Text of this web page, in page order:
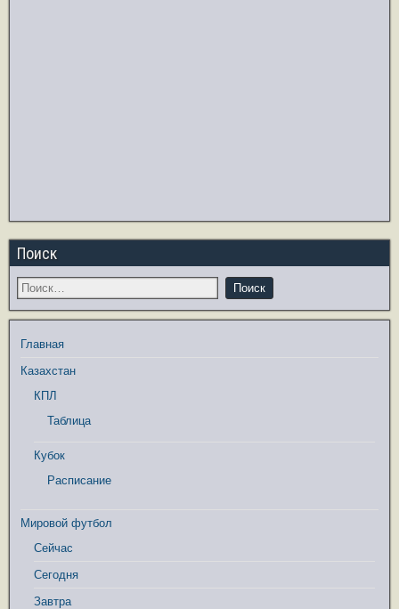
Поиск
Главная
Казахстан
КПЛ
Таблица
Кубок
Расписание
Мировой футбол
Сейчас
Сегодня
Завтра